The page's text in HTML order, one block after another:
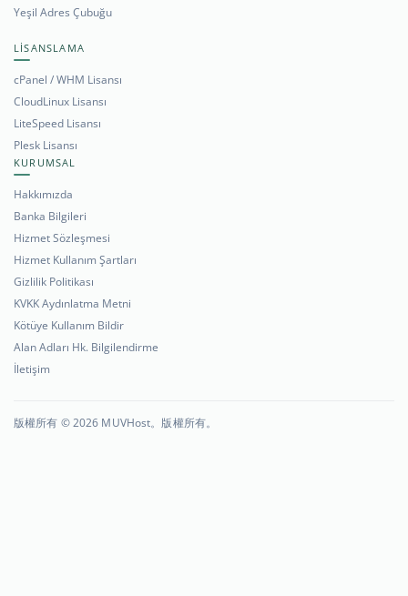
Yeşil Adres Çubuğu
LİSANSLAMA
cPanel / WHM Lisansı
CloudLinux Lisansı
LiteSpeed Lisansı
Plesk Lisansı
KURUMSAL
Hakkımızda
Banka Bilgileri
Hizmet Sözleşmesi
Hizmet Kullanım Şartları
Gizlilik Politikası
KVKK Aydınlatma Metni
Kötüye Kullanım Bildir
Alan Adları Hk. Bilgilendirme
İletişim
版權所有 © 2026 MUVHost。版權所有。